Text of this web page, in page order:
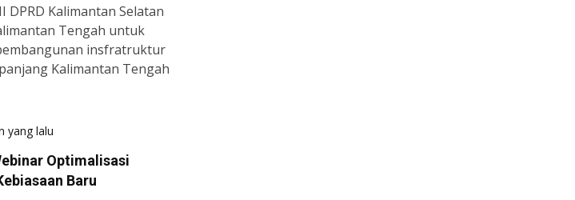
DPRD Kalimantan Selatan
Tengah untuk
insfratruktur
Kalimantan Tengah
yang lalu
Optimalisasi
Baru